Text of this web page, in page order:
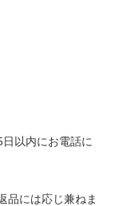
以内にお電話に
品には応じ兼ねま